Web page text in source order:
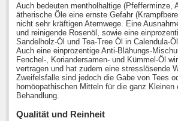
Auch bedeuten mentholhaltige (Pfefferminze,
ätherische Öle eine ernste Gefahr
nicht sehr kräftigen Atemwege. Eine
und reinigende Rosenöl, sowie eine
Sandelholz-Öl und Tea-Tree Öl in Calendula-
Auch eine einprozentige Anti-Blähungs-
Fenchel-, Koriandersamen- und Kümmel-Öl
vertragen und hat zudem eine stresslösende
Zweifelsfalle sind jedoch die Gabe von Tees
homöopathischen Mitteln für die ganz Kleinen
Behandlung.
Qualität und Reinheit